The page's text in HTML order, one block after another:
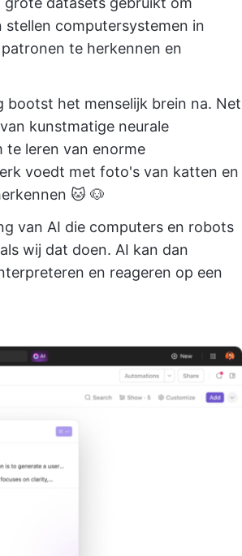
stellen computersystemen in
te herkennen en
bootst het menselijk brein na. Net
kunstmatige neurale
te leren van enorme
voedt met foto's van katten en
🐱 🐶
van AI die computers en robots
wij dat doen. AI kan dan
en reageren op een